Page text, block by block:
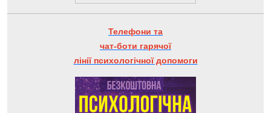
Телефони та
чат-боти гарячої
лінії психологічної допомоги